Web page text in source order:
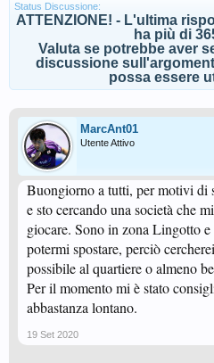
Status Discussione:
ATTENZIONE! - L'ultima
ha più di
Valuta se potrebbe aver
discussione
possa essere
MarcAnt01
Utente Attivo
Buongiorno a tutti, per motivi di
e sto cercando una società che
giocare. Sono in zona Lingotto
potermi spostare, perciò
possibile al quartiere o almeno
Per il momento mi è stato
abbastanza lontano.
19 Set 2020